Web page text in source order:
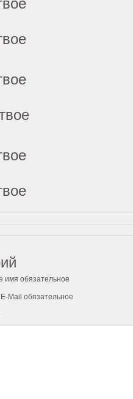
имя обязательное
Mail обязательное